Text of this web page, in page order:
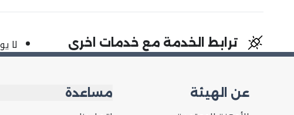
ترابط الخدمة مع خدمات اخرى لا
عن الهيئة مساعدة